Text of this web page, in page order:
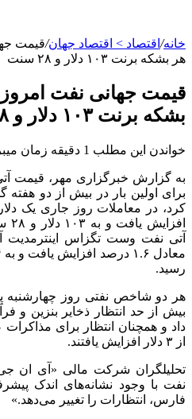
خانه/ اقتصاد > اقتصاد جهان/
هر بشکه برنت ۱۰۳ دلار و ۲۸ سنت
بشکه برنت ۱۰۳ دلار و ۲۸ سنت
خواندن این مطلب 1 دقیقه زمان میبرد
به گزارش خبرگزاری مهر، قیمت
رسید.
هر دو شاخص نفتی روز چهارشنبه
بیش از حد انتظار ذخایر بنزین و
داد و همچنان انتظار برای
از ۳ دلار افزایش یافتند.
تحلیلگران شرکت مالی «آی ان جی»
نفت با وجود نشانه‌های اندک
فارس، انتظارات را تغییر می‌دهد.»